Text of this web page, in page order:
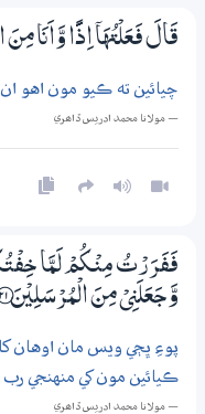
قَالَ فَعَلْتُهَآ اِذًا وَّاَنَا
چيائين ته ڪيو مون اهو
— مولانا محمد ادريس ڏاھري
فَفَرَرْتُ مِنْكُمْ لَمَّا
وَّجَعَلَنِيْ مِنَ الْمُرْسَلِيْنَ ؀21
پوءِ ڀڄي ويس مان اوهان
ڪيائين مون کي منهنجي
— مولانا محمد ادريس ڏاھري